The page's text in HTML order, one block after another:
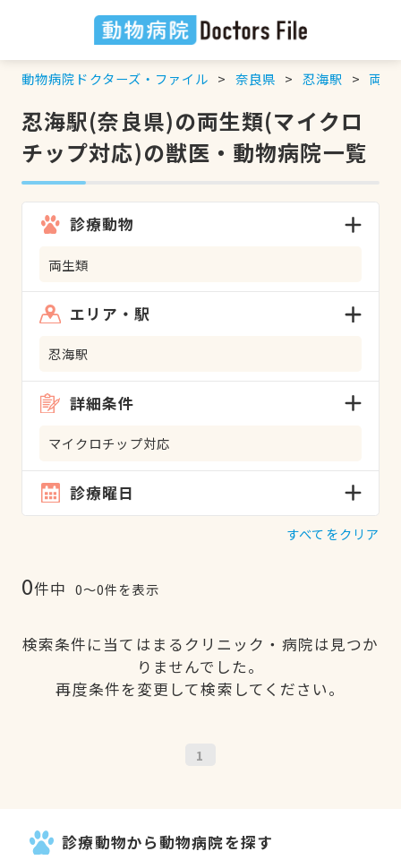
動物病院ドクターズ・ファイル 奈良県 忍海駅 両生
忍海駅(奈良県)の両生類(マイクロ
チップ対応)の獣医・動物病院一覧
診療動物
両生類
エリア・駅
忍海駅
詳細条件
マイクロチップ対応
診療曜日
すべてをクリア
0件中 0〜0件を表示
検索条件に当てはまるクリニック・病院は見つか
りませんでした。
再度条件を変更して検索してください。
1
診療動物から動物病院を探す